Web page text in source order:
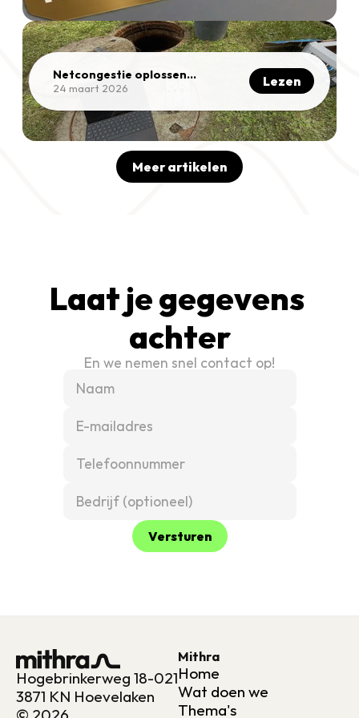
Netcongestie oplossen
zonder netverzwaring
24 maart 2026 Lezen
Meer artikelen
Laat je gegevens
achter
En we nemen snel contact op!
Versturen
Hogebrinkerweg 18-021
3871 KN Hoevelaken
Mithra
Home
Wat doen we
Thema's